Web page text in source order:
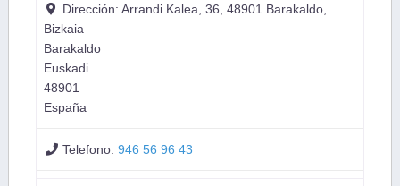
Dirección:Arrandi Kalea, 36, 48901 Barakaldo,
Bizkaia
Barakaldo
Euskadi
48901
España
Telefono:946 56 96 43